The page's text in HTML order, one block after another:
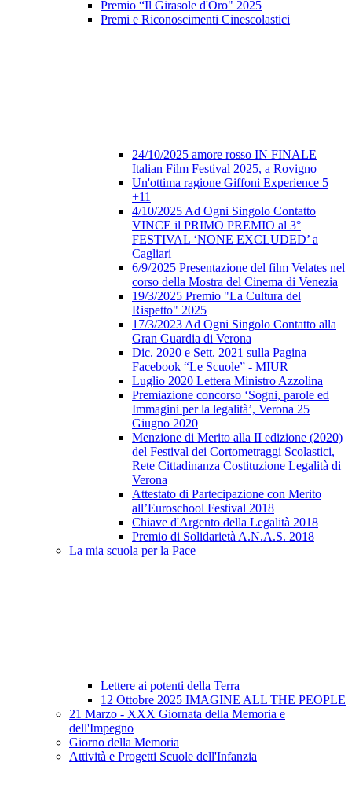
Premio “Il Girasole d'Oro" 2025
Premi e Riconoscimenti Cinescolastici
24/10/2025 amore rosso IN FINALE
Italian Film Festival 2025, a Rovigno
Un'ottima ragione Giffoni Experience 5
+11
4/10/2025 Ad Ogni Singolo Contatto
VINCE il PRIMO PREMIO al 3°
FESTIVAL ‘NONE EXCLUDED’ a
Cagliari
6/9/2025 Presentazione del film Velates nel
corso della Mostra del Cinema di Venezia
19/3/2025 Premio "La Cultura del
Rispetto" 2025
17/3/2023 Ad Ogni Singolo Contatto alla
Gran Guardia di Verona
Dic. 2020 e Sett. 2021 sulla Pagina
Facebook “Le Scuole” - MIUR
Luglio 2020 Lettera Ministro Azzolina
Premiazione concorso ‘Sogni, parole ed
Immagini per la legalità’, Verona 25
Giugno 2020
Menzione di Merito alla II edizione (2020)
del Festival dei Cortometraggi Scolastici,
Rete Cittadinanza Costituzione Legalità di
Verona
Attestato di Partecipazione con Merito
all’Euroschool Festival 2018
Chiave d'Argento della Legalità 2018
Premio di Solidarietà A.N.A.S. 2018
La mia scuola per la Pace
Lettere ai potenti della Terra
12 Ottobre 2025 IMAGINE ALL THE PEOPLE
21 Marzo - XXX Giornata della Memoria e
dell'Impegno
Giorno della Memoria
Attività e Progetti Scuole dell'Infanzia